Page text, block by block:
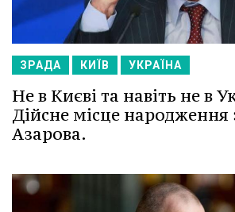
ЗРАДА КИЇВ УКРАЇНА
Не в Києві та навіть не в
Дійсне місце народження
Азарова.